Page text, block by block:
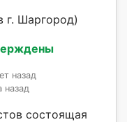
г. Шаргород)
назад
назад
состоящая